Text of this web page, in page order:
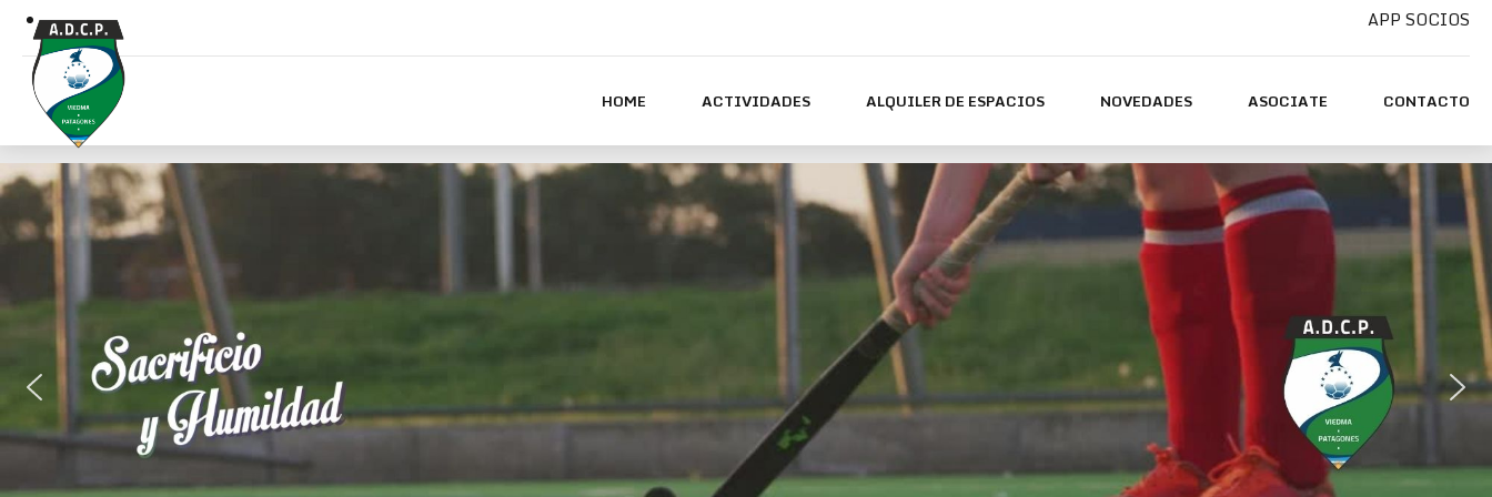
APP SOCIOS
HOME ACTIVIDADES ALQUILER DE ESPACIOS NOVEDADES ASOCIATE CONTACTO